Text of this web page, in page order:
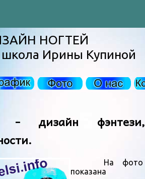
НОГТЕЙ
школа Ирины Купиной
- дизайн фэнтези,
На фото
показана